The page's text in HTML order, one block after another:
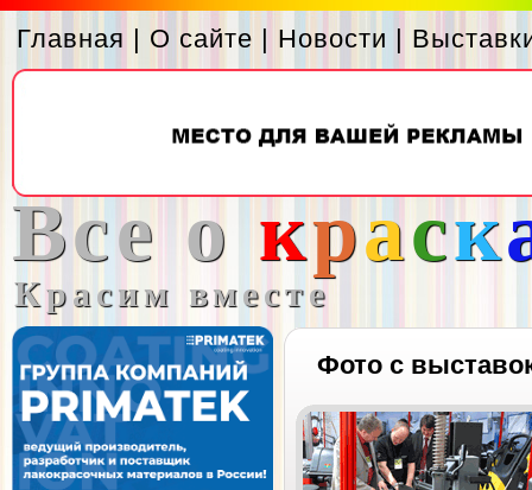
Главная | О сайте | Новости |
Все о краск
Красим вместе
Фото с